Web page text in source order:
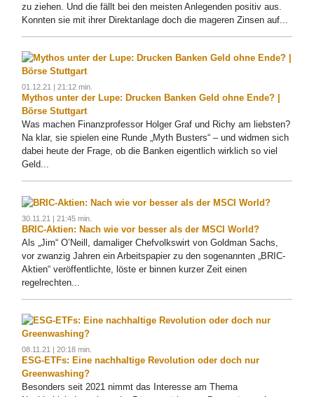
zu ziehen. Und die fällt bei den meisten Anlegenden positiv aus.
Konnten sie mit ihrer Direktanlage doch die mageren Zinsen auf...
01.12.21 | 21:12 min.
Mythos unter der Lupe: Drucken Banken Geld ohne Ende? |
Börse Stuttgart
Was machen Finanzprofessor Holger Graf und Richy am liebsten?
Na klar, sie spielen eine Runde „Myth Busters“ – und widmen sich
dabei heute der Frage, ob die Banken eigentlich wirklich so viel
Geld...
30.11.21 | 21:45 min.
BRIC-Aktien: Nach wie vor besser als der MSCI World?
Als „Jim“ O’Neill, damaliger Chefvolkswirt von Goldman Sachs,
vor zwanzig Jahren ein Arbeitspapier zu den sogenannten „BRIC-
Aktien“ veröffentlichte, löste er binnen kurzer Zeit einen
regelrechten...
08.11.21 | 20:18 min.
ESG-ETFs: Eine nachhaltige Revolution oder doch nur
Greenwashing?
Besonders seit 2021 nimmt das Interesse am Thema